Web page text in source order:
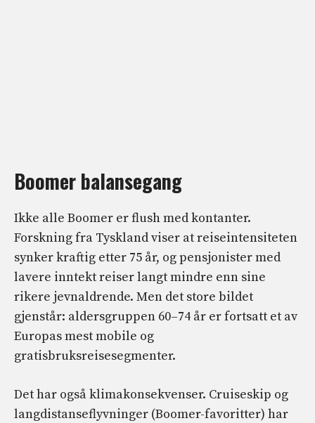
Boomer balansegang
Ikke alle Boomer er flush med kontanter.
Forskning fra Tyskland viser at reiseintensiteten
synker kraftig etter 75 år, og pensjonister med
lavere inntekt reiser langt mindre enn sine
rikere jevnaldrende. Men det store bildet
gjenstår: aldersgruppen 60–74 år er fortsatt et av
Europas mest mobile og
gratisbruksreisesegmenter.
Det har også klimakonsekvenser. Cruiseskip og
langdistanseflyvninger (Boomer-favoritter) har